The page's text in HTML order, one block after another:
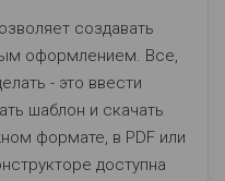
создавать
оформлением. Все,
- это ввести
шаблон и скачать
формате, в PDF или
доступна